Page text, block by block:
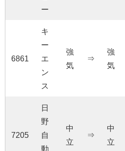
ー
6861
キ
ー
エ
ン
ス
強
気
⇒
強
気
7205
日
野
自
動
中
立
⇒
中
立